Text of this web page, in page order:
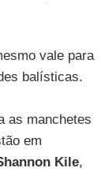
vale para
balísticas.
as manchetes
em
Kile,